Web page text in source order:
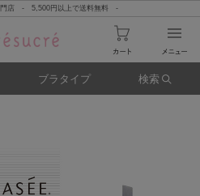
門店 - 5,500円以上で送料無料 -
ブラタイプ 検索